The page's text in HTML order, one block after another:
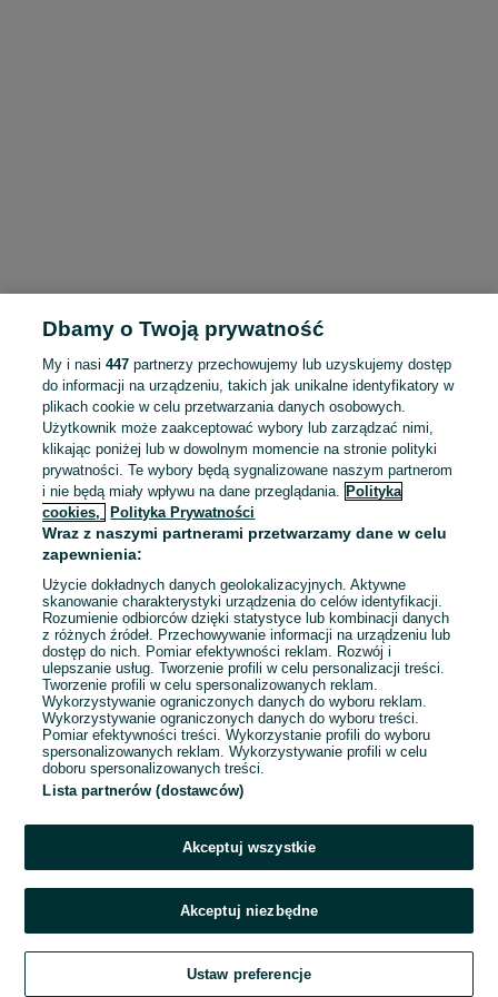
To ogłoszenie nie jest już dostępne
Przejdź na stronę główną
Dbamy o Twoją prywatność
My i nasi447 partnerzy przechowujemy lub uzyskujemy dostęp
do informacji na urządzeniu, takich jak unikalne identyfikatory w
plikach cookie w celu przetwarzania danych osobowych.
Użytkownik może zaakceptować wybory lub zarządzać nimi,
klikając poniżej lub w dowolnym momencie na stronie polityki
prywatności. Te wybory będą sygnalizowane naszym partnerom
i nie będą miały wpływu na dane przeglądania. Polityka
cookies,
Polityka Prywatności
Wraz z naszymi partnerami przetwarzamy dane w celu
zapewnienia:
Użycie dokładnych danych geolokalizacyjnych. Aktywne
skanowanie charakterystyki urządzenia do celów identyfikacji.
Rozumienie odbiorców dzięki statystyce lub kombinacji danych
z różnych źródeł. Przechowywanie informacji na urządzeniu lub
dostęp do nich. Pomiar efektywności reklam. Rozwój i
ulepszanie usług. Tworzenie profili w celu personalizacji treści.
Tworzenie profili w celu spersonalizowanych reklam.
Wykorzystywanie ograniczonych danych do wyboru reklam.
Wykorzystywanie ograniczonych danych do wyboru treści.
Pomiar efektywności treści. Wykorzystanie profili do wyboru
spersonalizowanych reklam. Wykorzystywanie profili w celu
doboru spersonalizowanych treści.
Lista partnerów (dostawców)
Akceptuj wszystkie
Akceptuj niezbędne
Ustaw preferencje